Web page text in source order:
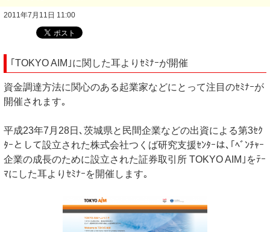
2011年7月11日 11:00
｢TOKYO AIM｣に関した耳よりｾﾐﾅｰが開催
資金調達方法に関心のある起業家などにとって注目のｾﾐﾅｰが
開催されます｡
平成23年7月28日､茨城県と民間企業などの出資による第3ｾｸ
ﾀｰとして設立された株式会社つくば研究支援ｾﾝﾀｰは､｢ﾍﾞﾝﾁｬｰ
企業の成長のために設立された証券取引所 TOKYO AIM｣をﾃｰ
ﾏにした耳よりｾﾐﾅｰを開催します｡